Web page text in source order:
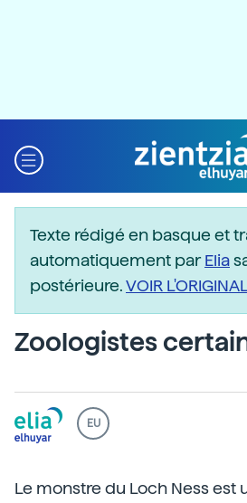
Texte rédigé en basque et
automatiquement parElia
postérieure.VOIR
Zoologistes
EU
Le monstre du Loch Ness est